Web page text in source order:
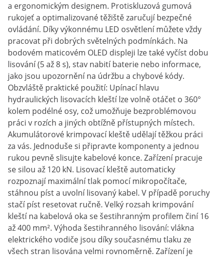
a ergonomickým designem. Protiskluzová gumová
rukojeť a optimalizované těžiště zaručují bezpečné
ovládání. Díky výkonnému LED osvětlení můžete vždy
pracovat při dobrých světelných podmínkách. Na
bodovém maticovém OLED displeji lze také vyčíst dobu
lisování (5 až 8 s), stav nabití baterie nebo informace,
jako jsou upozornění na údržbu a chybové kódy.
Obzvláště praktické použití: Upínací hlavu
hydraulických lisovacích kleští lze volně otáčet o 360°
kolem podélné osy, což umožňuje bezproblémovou
práci v rozích a jiných obtížně přístupných místech.
Akumulátorové krimpovací kleště udělají těžkou práci
za vás. Jednoduše si připravte komponenty a jednou
rukou pevně slisujte kabelové konce. Zařízení pracuje
se silou až 120 kN. Lisovací kleště automaticky
rozpoznají maximální tlak pomocí mikropočítače,
stáhnou píst a uvolní lisovaný kabel. V případě poruchy
stačí píst resetovat ručně. Velký rozsah krimpování
kleští na kabelová oka se šestihranným profilem činí 16
až 400 mm². Výhoda šestihranného lisování: vlákna
elektrického vodiče jsou díky současnému tlaku ze
všech stran lisována velmi rovnoměrně. Zařízení je